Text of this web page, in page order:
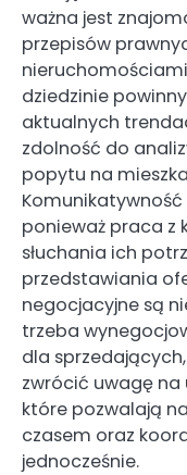
ważna jest
przepisów
dziedzinie
aktualnych
zdolność do
popytu na
ponieważ praca z
słuchania ich
przedstawiania
negocjacyjne są
trzeba
dla
zwrócić uwagę
które pozwalają
czasem oraz
jednocześnie.